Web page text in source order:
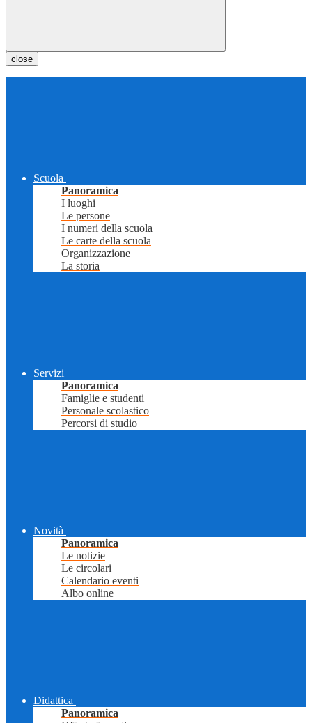
close
Scuola
Panoramica
I luoghi
Le persone
I numeri della scuola
Le carte della scuola
Organizzazione
La storia
Servizi
Panoramica
Famiglie e studenti
Personale scolastico
Percorsi di studio
Novità
Panoramica
Le notizie
Le circolari
Calendario eventi
Albo online
Didattica
Panoramica